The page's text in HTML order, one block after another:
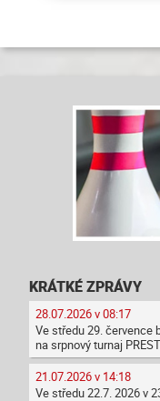
KRÁTKÉ ZPRÁVY
28.07.2026 v 08:17
Ve středu 29. července
na srpnový turnaj
21.07.2026 v 14:18
Ve středu 22.7. 2026 v